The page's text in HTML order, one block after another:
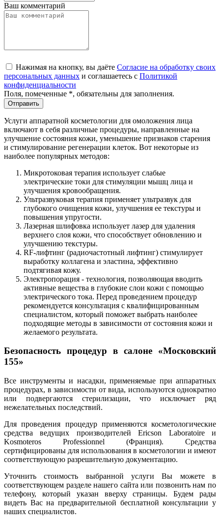
Ваш комментарий
Нажимая на кнопку, вы даёте Согласие на обработку своих
персональных данных и соглашаетесь с Политикой
конфиденциальности
Поля, помеченные *, обязательны для заполнения.
Отправить
Услуги аппаратной косметологии для омоложения лица
включают в себя различные процедуры, направленные на
улучшение состояния кожи, уменьшение признаков старения
и стимулирование регенерации клеток. Вот некоторые из
наиболее популярных методов:
Микротоковая терапия использует слабые
электрические токи для стимуляции мышц лица и
улучшения кровообращения.
Ультразвуковая терапия применяет ультразвук для
глубокого очищения кожи, улучшения ее текстуры и
повышения упругости.
Лазерная шлифовка использует лазер для удаления
верхнего слоя кожи, что способствует обновлению и
улучшению текстуры.
RF-лифтинг (радиочастотный лифтинг) стимулирует
выработку коллагена и эластина, эффективно
подтягивая кожу.
Электропорация - технология, позволяющая вводить
активные вещества в глубокие слои кожи с помощью
электрического тока. Перед проведением процедур
рекомендуется консультация с квалифицированным
специалистом, который поможет выбрать наиболее
подходящие методы в зависимости от состояния кожи и
желаемого результата.
Безопасность процедур в салоне «Московский
155»
Все инструменты и насадки, применяемые при аппаратных
процедурах, в зависимости от вида, используются однократно
или подвергаются стерилизации, что исключает ряд
нежелательных последствий.
Для проведения процедур применяются косметологические
средства ведущих производителей Ericson Laboratoire и
Kosmoteros Professionnel (Франция). Средства
сертифицированы для использования в косметологии и имеют
соответствующую разрешительную документацию.
Уточнить стоимость выбранной услуги Вы можете в
соответствующем разделе нашего сайта или позвонить нам по
телефону, который указан вверху страницы. Будем рады
видеть Вас на предварительной бесплатной консультации у
наших специалистов.